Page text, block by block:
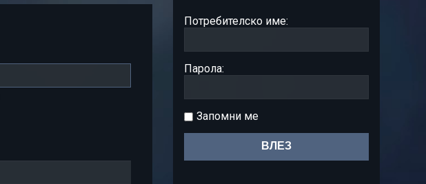
Потребителско име:
Парола:
Запомни ме